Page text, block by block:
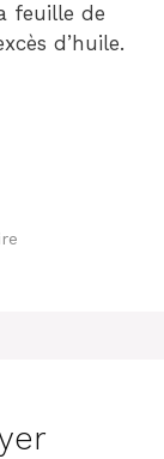
feuille de
d’huile.